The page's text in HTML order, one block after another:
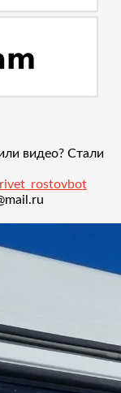
видео? Стали